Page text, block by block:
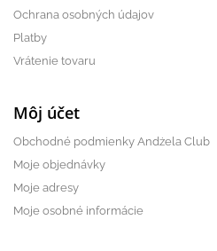
Ochrana osobných údajov
Platby
Vrátenie tovaru
Môj účet
Obchodné podmienky Andżela Club
Moje objednávky
Moje adresy
Moje osobné informácie